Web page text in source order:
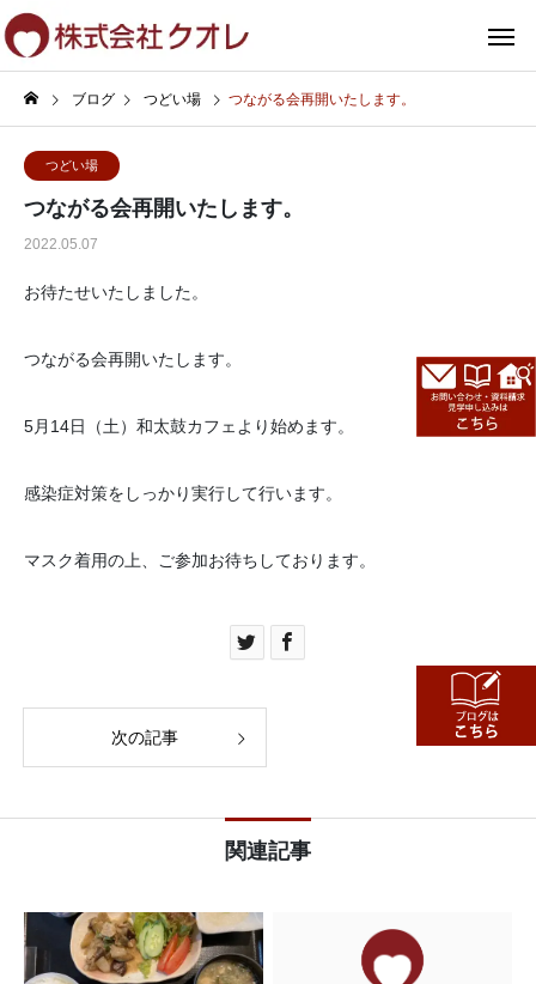
ブログ つどい場 つながる会再開いたします。
つどい場
つながる会再開いたします。
2022.05.07
お待たせいたしました。
つながる会再開いたします。
5月14日（土）和太鼓カフェより始めます。
感染症対策をしっかり実行して行います。
マスク着用の上、ご参加お待ちしております。
次の記事
関連記事